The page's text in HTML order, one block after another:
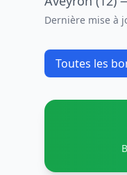
Dernière mise à
Toutes les